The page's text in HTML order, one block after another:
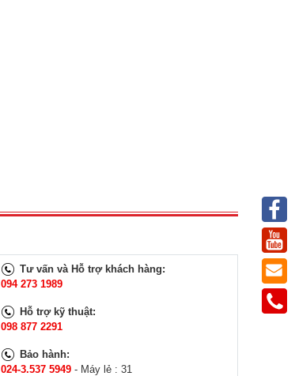
Tư vấn và Hỗ trợ khách hàng:
094 273 1989
Hỗ trợ kỹ thuật:
098 877 2291
Bảo hành:
024-3.537 5949 - Máy lẻ : 31